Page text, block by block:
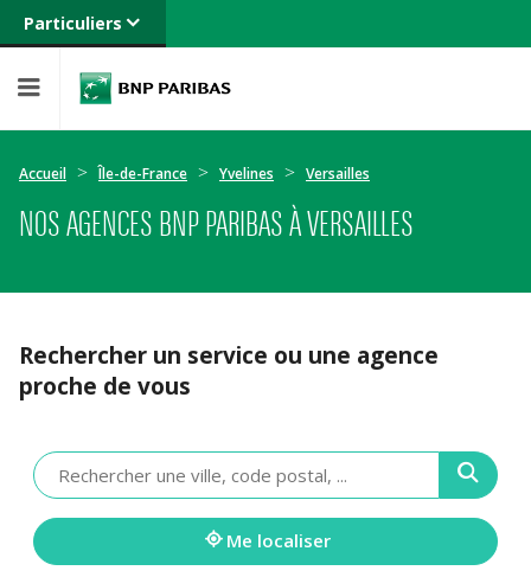
Particuliers
Banque privée
Entreprises
Accueil Île-de-France Yvelines Versailles
NOS AGENCES BNP PARIBAS À VERSAILLES
Rechercher un service ou une agence
proche de vous
Veuillez
renseigner
une
adresse
Me localiser